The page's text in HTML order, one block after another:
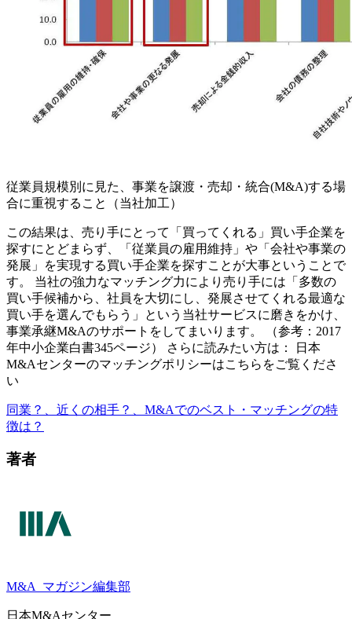
従業員規模別に見た、事業を譲渡・売却・統合(M&A)する場
合に重視すること（当社加工）
この結果は、売り手にとって「買ってくれる」買い手企業を
探すにとどまらず、「従業員の雇用維持」や「会社や事業の
発展」を実現する買い手企業を探すことが大事ということで
す。 当社の強力なマッチング力により売り手には「多数の
買い手候補から、社員を大切にし、発展させてくれる最適な
買い手を選んでもらう」という当社サービスに磨きをかけ、
事業承継M&Aのサポートをしてまいります。 （参考：2017
年中小企業白書345ページ） さらに読みたい方は： 日本
M&Aセンターのマッチングポリシーはこちらをご覧くださ
い
同業？、近くの相手？、M&Aでのベスト・マッチングの特
徴は？
著者
M&A マガジン編集部
日本M&Aセンター